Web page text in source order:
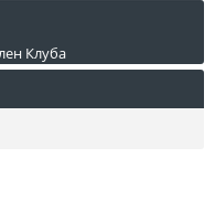
Клуба